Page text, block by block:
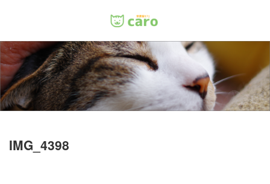
IMG_4398
Menu
ホーム
料金
里親について